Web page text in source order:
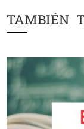
TAMBIÉN